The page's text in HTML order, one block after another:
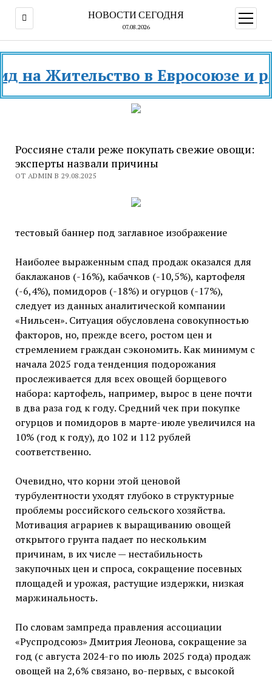
НОВОСТИ СЕГОДНЯ
07.08.2026
меню
Жительство в Евросоюзе и
Россияне стали реже покупать свежие овощи:
эксперты назвали причины
ОТ ADMIN В 29.08.2025
тестовый баннер под заглавное изображение
Наиболее выраженным спад продаж оказался для
баклажанов (-16%), кабачков (-10,5%), картофеля
(-6,4%), помидоров (-18%) и огурцов (-17%),
следует из данных аналитической компании
«Нильсен». Ситуация обусловлена совокупностью
факторов, но, прежде всего, ростом цен и
стремлением граждан сэкономить. Как минимум с
начала 2025 года тенденция подорожания
прослеживается для всех овощей борщевого
набора: картофель, например, вырос в цене почти
в два раза год к году. Средний чек при покупке
огурцов и помидоров в марте-июле увеличился на
10% (год к году), до 102 и 112 рублей
соответственно.
Очевидно, что корни этой ценовой
турбулентности уходят глубоко в структурные
проблемы российского сельского хозяйства.
Мотивация аграриев к выращиванию овощей
открытого грунта падает по нескольким
причинам, в их числе — нестабильность
закупочных цен и спроса, сокращение посевных
площадей и урожая, растущие издержки, низкая
маржинальность.
По словам зампреда правления ассоциации
«Руспродсоюз» Дмитрия Леонова, сокращение за
год (с августа 2024-го по июль 2025 года) продаж
овощей на 2,6% связано, во-первых, с высокой